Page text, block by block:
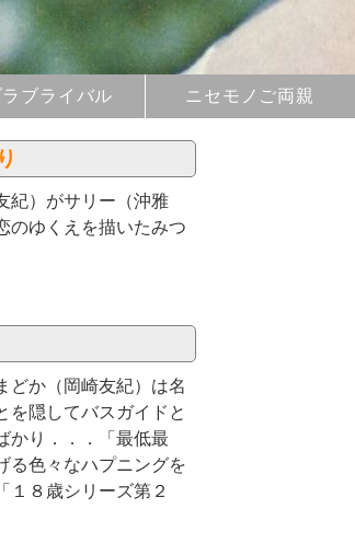
ラブライバル ニセモノご両親
紀）がサリー（沖雅
ゆくえを描いたみつ
どか（岡崎友紀）は名
を隠してバスガイドと
かり．．．「最低最
る色々なハプニングを
１８歳シリーズ第２